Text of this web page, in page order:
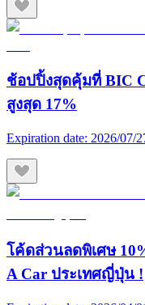
ช้อปปิ้งสุดคุ้มที่ BIC
สูงสุด 17%
Expiration date: 2026/07/
โค้ดส่วนลดพิเศษ
A Car ประเทศญี่ปุ่น !